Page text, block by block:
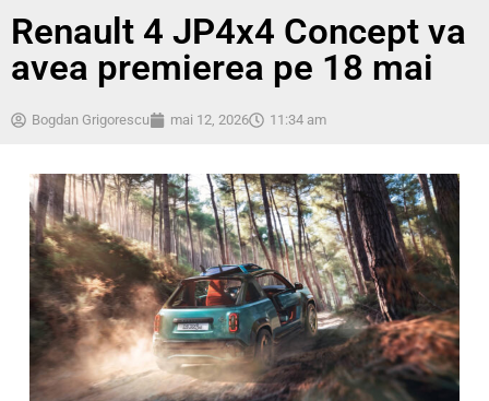
Renault 4 JP4x4 Concept va
avea premierea pe 18 mai
Bogdan Grigorescu mai 12, 2026 11:34 am